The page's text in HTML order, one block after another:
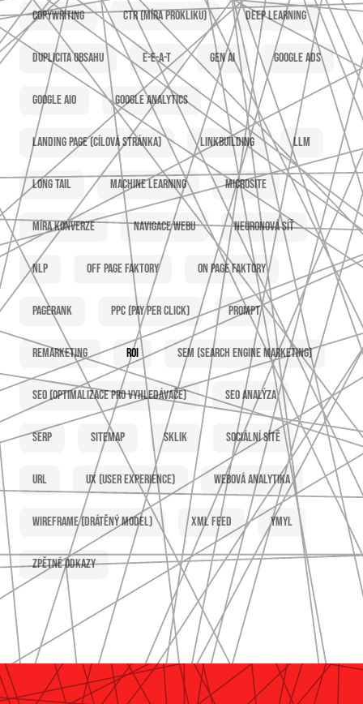
Copywriting CTR (míra prokliku) Deep learning
Duplicita obsahu E-E-A-T Gen AI Google Ads
Google AIO Google Analytics
Landing page (cílová stránka) Linkbuilding LLM
Long tail Machine learning Microsite
Míra konverze Navigace webu Neuronová síť
NLP Off page faktory On page faktory
PageRank PPC (Pay per click) Prompt
Remarketing ROI SEM (Search Engine Marketing)
SEO (optimalizace pro vyhledávače) SEO analýza
SERP Sitemap Sklik Sociální sítě
URL UX (user experience) Webová analytika
Wireframe (drátěný model) XML feed YMYL
Zpětné odkazy